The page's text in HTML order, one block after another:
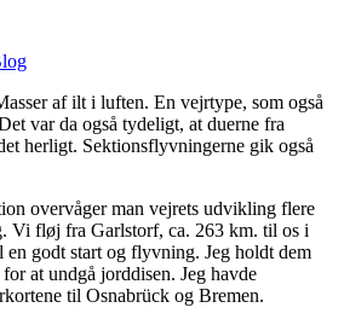
af ilt i luften. En vejrtype, som også
var da også tydeligt, at duerne fra
herligt. Sektionsflyvningerne gik også
overvåger man vejrets udvikling flere
Vi fløj fra Garlstorf, ca. 263 km. til os i
godt start og flyvning. Jeg holdt dem
at undgå jorddisen. Jeg havde
til Osnabrück og Bremen.